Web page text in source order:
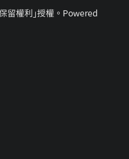
留權利｣授權。Powered